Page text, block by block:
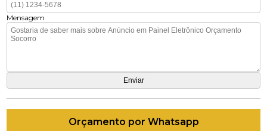
Mensagem
Orçamento por Whatsapp